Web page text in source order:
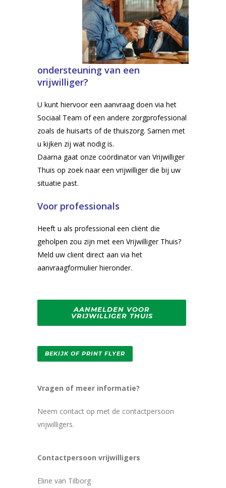
ondersteuning van een
vrijwilliger?
U kunt hiervoor een aanvraag doen via het
Sociaal Team of een andere zorgprofessional
zoals de huisarts of de thuiszorg. Samen met
u kijken zij wat nodig is.
Daarna gaat onze coördinator van Vrijwilliger
Thuis op zoek naar een vrijwilliger die bij uw
situatie past.
Voor professionals
Heeft u als professional een cliënt die
geholpen zou zijn met een Vrijwilliger Thuis?
Meld uw client direct aan via het
aanvraagformulier hieronder.
AANMELDEN VOOR
VRIJWILLIGER THUIS
BEKIJK OF PRINT FLYER
Vragen of meer informatie?
Neem contact op met de contactpersoon
vrijwilligers.
Contactpersoon vrijwilligers
Eline van Tilborg